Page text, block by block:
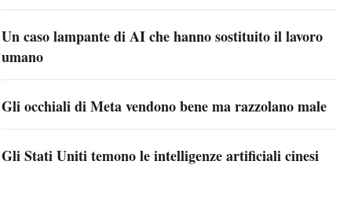
Un caso lampante di AI che hanno sostituito il lavoro
umano
Gli occhiali di Meta vendono bene ma razzolano male
Gli Stati Uniti temono le intelligenze artificiali cinesi